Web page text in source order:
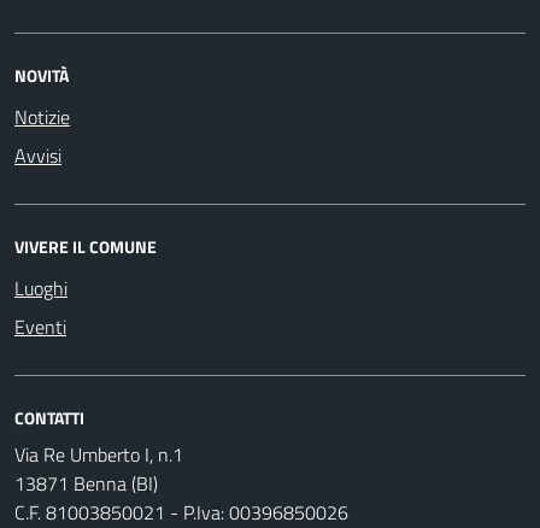
NOVITÀ
Notizie
Avvisi
VIVERE IL COMUNE
Luoghi
Eventi
CONTATTI
Via Re Umberto I, n.1
13871 Benna (BI)
C.F. 81003850021 - P.Iva: 00396850026